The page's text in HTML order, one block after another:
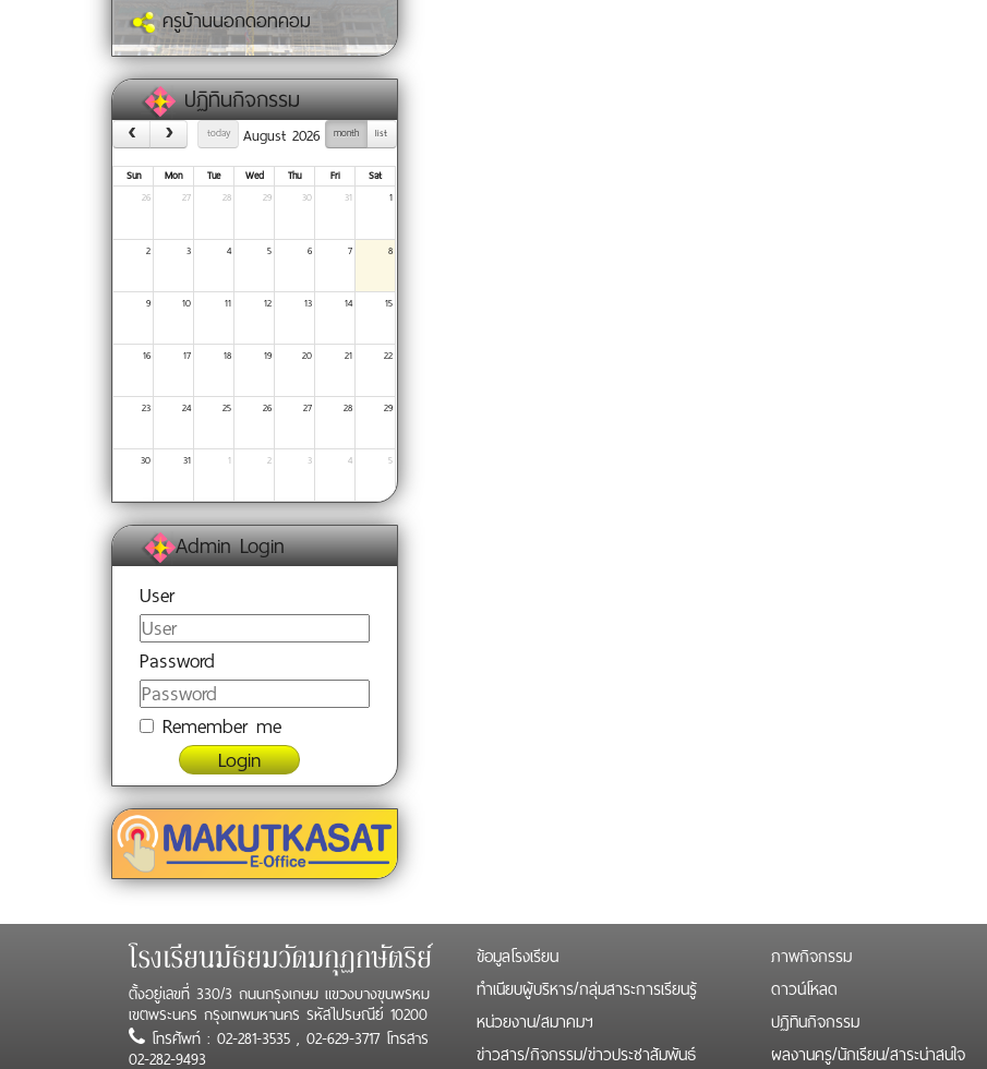
ครูบ้านนอกดอทคอม
ปฏิทินกิจกรรม
today month list
August 2026
Sun Mon Tue Wed Thu Fri
Sat
26
27 28 29 30 31 1
2 3 4 5 6 7 8
9 10 11 12 13 14 15
16 17 18 19 20 21 22
23 24 25 26 27 28 29
30 31 1 2 3 4 5
Admin Login
User
Password
Remember me
Login
โรงเรียนมัธยมวัดมกุฏกษัตริย์
ตั้งอยู่เลขที่ 330/3 ถนนกรุงเกษม แขวงบางขุนพรหม
เขตพระนคร กรุงเทพมหานคร รหัสไปรษณีย์ 10200
โทรศัพท์ : 02-281-3535 , 02-629-3717 โทรสาร
02-282-9493
ข้อมูลโรงเรียน
ทำเนียบผู้บริหาร/กลุ่มสาระการเรียนรู้
หน่วยงาน/สมาคมฯ
ข่าวสาร/กิจกรรม/ข่าวประชาสัมพันธ์
ภาพกิจกรรม
ดาวน์โหลด
ปฏิทินกิจกรรม
ผลงานครู/นักเรียน/สาระน่าสนใจ